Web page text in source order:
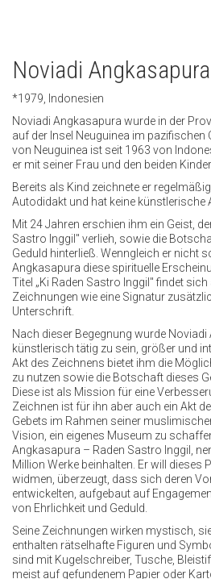
Noviadi Angkasapura
*1979, Indonesien
Noviadi Angkasapura wurde in der
auf der Insel Neuguinea im pazifischen
von Neuguinea ist seit 1963 von
er mit seiner Frau und den beiden
Bereits als Kind zeichnete er
Autodidakt und hat keine künstlerische
Mit 24 Jahren erschien ihm ein Geist,
Sastro Inggil" verlieh, sowie die
Geduld hinterließ. Wenngleich er nicht
Angkasapura diese spirituelle
Titel „Ki Raden Sastro Inggil" findet
Zeichnungen wie eine Signatur
Unterschrift.
Nach dieser Begegnung wurde
künstlerisch tätig zu sein, größer und
Akt des Zeichnens bietet ihm die
zu nutzen sowie die Botschaft dieses
Diese ist als Mission für eine
Zeichnen ist für ihn aber auch ein Akt
Gebets im Rahmen seiner
Vision, ein eigenes Museum zu
Angkasapura – Raden Sastro Inggil,
Million Werke beinhalten. Er will dieses
widmen, überzeugt, dass sich deren
entwickelten, aufgebaut auf
von Ehrlichkeit und Geduld.
Seine Zeichnungen wirken mystisch,
enthalten rätselhafte Figuren und
sind mit Kugelschreiber, Tusche,
meist auf gefundenem Papier oder